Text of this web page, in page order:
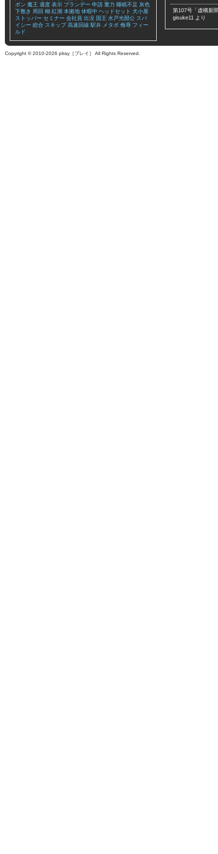
ボン 魔王 適度 表示 ブランデー 申請 重力 睡眠不足 灰色
下敷き 周回 糊 紅潮 本拠地 休暇中 ヘッドセット 犬小屋
ストッパー セミナー 会社員 出没 国王 水戸光圀公 スパ
イシー 総合 スキップ 高速回線 駅弁 メタボ 侮辱 フィー
ルド
第107号「虚構新
gisuke11 より
Copyright © 2010-2026 plray［プレイ］ All Rights Reserved.